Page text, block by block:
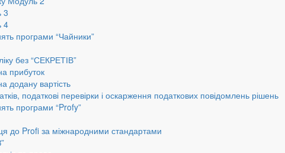
3
4
програми “Чайники”
без “СЕКРЕТІВ”
прибуток
додану вартість
податкові перевірки і оскарження податкових повідомлень рішень
програми “Profy”
до Profi за міжнародними стандартами